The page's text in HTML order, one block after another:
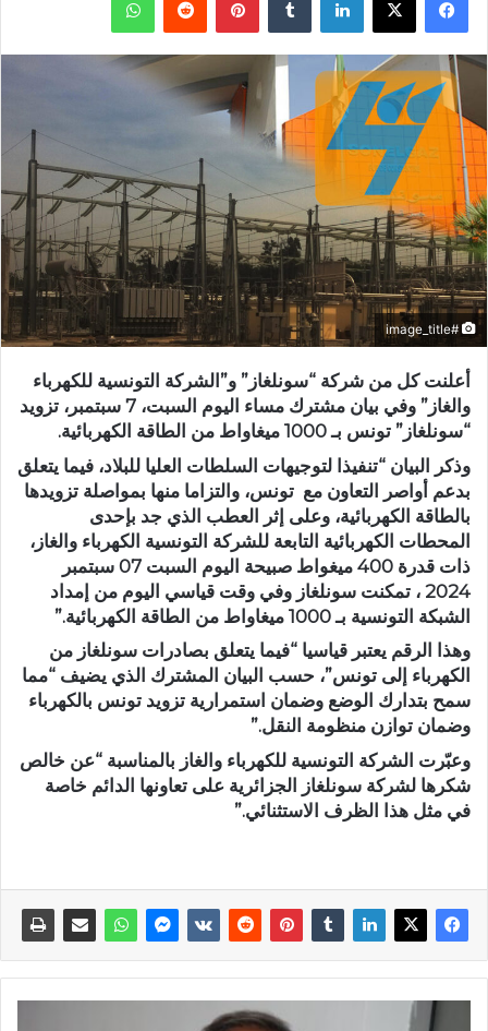
#image_title
أعلنت كل من شركة “سونلغاز” و”الشركة التونسية للكهرباء
والغاز” وفي بيان مشترك مساء اليوم السبت، 7 سبتمبر، تزويد
“سونلغاز” تونس بـ 1000 ميغاواط من الطاقة الكهربائية.
وذكر البيان “تنفيذا لتوجيهات السلطات العليا للبلاد، فيما يتعلق
بدعم أواصر التعاون مع تونس، والتزاما منها بمواصلة تزويدها
بالطاقة الكهربائية، وعلى إثر العطب الذي جد بإحدى
المحطات الكهربائية التابعة للشركة التونسية الكهرباء والغاز،
ذات قدرة 400 ميغواط صبيحة اليوم السبت 07 سبتمبر
2024 ، تمكنت سونلغاز وفي وقت قياسي اليوم من إمداد
الشبكة التونسية بـ 1000 ميغاواط من الطاقة الكهربائية.”
وهذا الرقم يعتبر قياسيا “فيما يتعلق بصادرات سونلغاز من
الكهرباء إلى تونس”، حسب البيان المشترك الذي يضيف “مما
سمح بتدارك الوضع وضمان استمرارية تزويد تونس بالكهرباء
وضمان توازن منظومة النقل.”
وعبّرت الشركة التونسية للكهرباء والغاز بالمناسبة “عن خالص
شكرها لشركة سونلغاز الجزائرية على تعاونها الدائم خاصة
في مثل هذا الظرف الاستثنائي.”